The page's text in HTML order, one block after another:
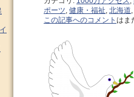
ポーツ, 健康・福祉, 北海道,
この記事へのコメント はま